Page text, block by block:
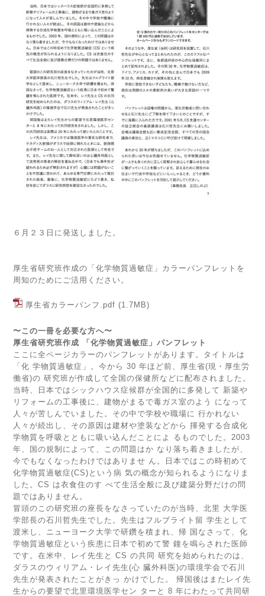
６月２３日に発送しました。
厚生省研究班作成の「化学物質過敏症」カラーパンフレットを
周知のためにご活用ください。
厚生省カラーパンフ.pdf (1.7MB)
厚生省研究班作成 「化学物質過敏症」パンフレット
ここに全ページカラーのパンフレットがあります。タイトルは
「化 学物質過敏症」。今から 30 年ほど前、厚生省(現・厚生労
働省)の 研究班が作成して全国の保健所などに配布されました。
当時、日本ではシックハウス症候群が全国的に多発して 新築や
リフォームの工事後に、建物がまるで毒ガス室のよう になって
人々が苦しんでいました。その中で学校や職場に 行かれない
人々が続出し、その原因は建材や塗装などから 揮発する合成化
学物質を呼吸とともに吸い込んだことによ るものでした。2003
年、国の規制によって、この問題はか なり落ち着きましたが、
今でもなくなったわけではありませ ん。日本ではこの時初めて
化学物質過敏症(CS)という病 気の概念が知られるようになりま
した。CS は衣食住のす べて生活全般に及び建築分野だけの問
題ではありません。
冒頭のこの研究班の座長をなさっていたのが当時、北里 大学医
学部長の石川哲先生でした。先生はフルブライト留 学生として
渡米し、ニューヨーク大学で研鑽を積まれ、帰 国なさって、化
学物質過敏症という疾患に日本で初めて警 鐘を鳴らされた医師
です。在米中、レイ先生と CS の共同 研究を始められたのは、
ダラスのウィリアム・レイ先生(心 臓外科医)の環境学会で石川
先生が発表されたことがきっ かけでした。 帰国後はまたレイ先
生からの要望で北里環境医学セン ターと 8 年にわたって共同研